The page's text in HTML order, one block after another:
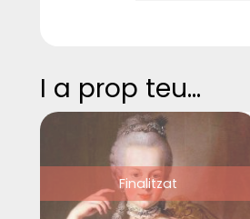
I a prop teu...
Finalitzat